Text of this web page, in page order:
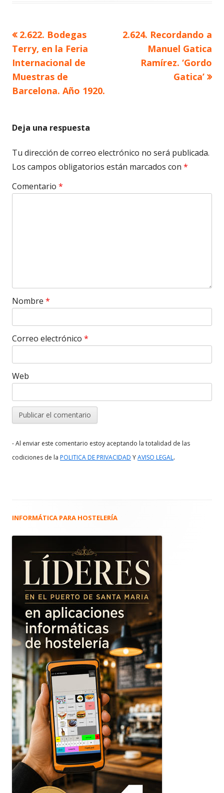
Navegación
de
entradas
Artículo
anterior
2.622. Bodegas
Terry, en la Feria
Internacional de
Muestras de
Barcelona. Año 1920.
Artículo
siguiente
2.624. Recordando a
Manuel Gatica
Ramírez. ‘Gordo
Gatica’
Deja una respuesta
Tu dirección de correo electrónico no será publicada.
Los campos obligatorios están marcados con *
Comentario *
Nombre *
Correo electrónico *
Web
- Al enviar este comentario estoy aceptando la totalidad de las
codiciones de la POLITICA DE PRIVACIDAD YAVISO LEGAL.
Barra
principal
INFORMÁTICA PARA HOSTELERÍA